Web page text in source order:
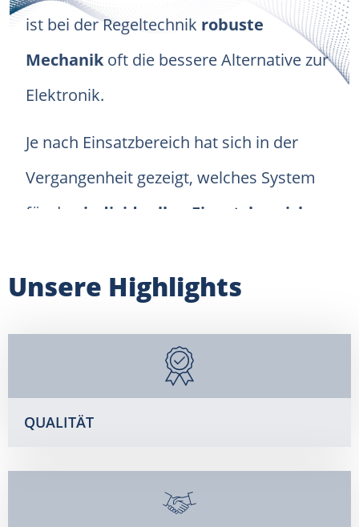
ist bei der Regeltechnik robuste
Mechanik oft die bessere Alternative zur
Elektronik.
Je nach Einsatzbereich hat sich in der
Vergangenheit gezeigt, welches System
für den individuellen Einsatzbereich
Unsere Highlights
QUALITÄT